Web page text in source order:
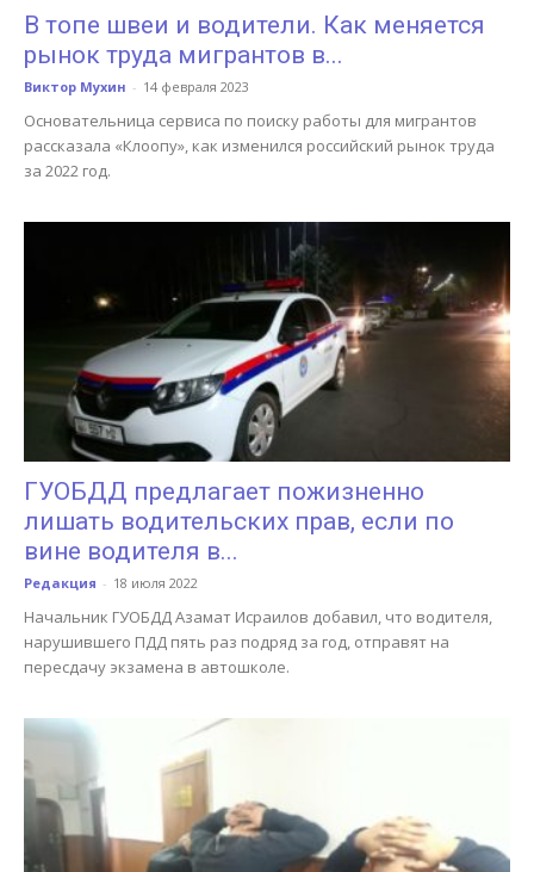
В топе швеи и водители. Как меняется
рынок труда мигрантов в...
Виктор Мухин - 14 февраля 2023
Основательница сервиса по поиску работы для мигрантов
рассказала «Клоопу», как изменился российский рынок труда
за 2022 год.
ГУОБДД предлагает пожизненно
лишать водительских прав, если по
вине водителя в...
Редакция - 18 июля 2022
Начальник ГУОБДД Азамат Исраилов добавил, что водителя,
нарушившего ПДД пять раз подряд за год, отправят на
пересдачу экзамена в автошколе.